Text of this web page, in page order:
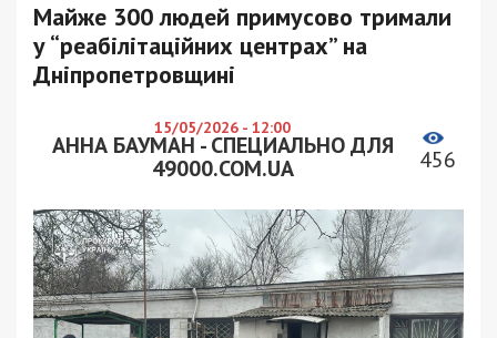
Майже 300 людей примусово тримали
у “реабілітаційних центрах” на
Дніпропетровщині
15/05/2026 - 12:00
АННА БАУМАН - СПЕЦИАЛЬНО ДЛЯ
49000.COM.UA
456